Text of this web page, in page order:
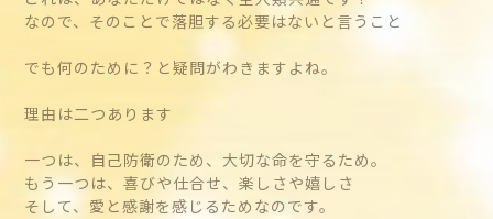
なので、そのことで落胆する必要はないと言うこと
でも何のために？と疑問がわきますよね。
理由は二つあります
一つは、自己防衛のため、大切な命を守るため。
もう一つは、喜びや仕合せ、楽しさや嬉しさ
そして、愛と感謝を感じるためなのです。